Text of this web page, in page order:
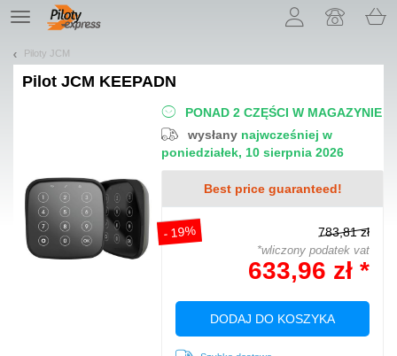
TE
navigation
Piloty JCM
Pilot JCM KEEPADN
PONAD 2 CZĘŚCI W MAGAZYNIE
wysłany najwcześniej w
poniedziałek, 10 sierpnia 2026
Best price guaranteed!
- 19% 783,81 zł
*wliczony podatek vat
633,96 zł *
DODAJ DO KOSZYKA
Pozwól, że przedstawimy nasze ciasteczka!